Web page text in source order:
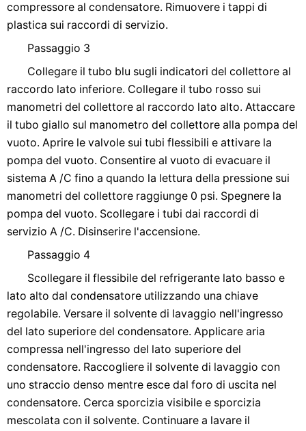
compressore al condensatore. Rimuovere i tappi di
plastica sui raccordi di servizio.
Passaggio 3
Collegare il tubo blu sugli indicatori del collettore al
raccordo lato inferiore. Collegare il tubo rosso sui
manometri del collettore al raccordo lato alto. Attaccare
il tubo giallo sul manometro del collettore alla pompa del
vuoto. Aprire le valvole sui tubi flessibili e attivare la
pompa del vuoto. Consentire al vuoto di evacuare il
sistema A /C fino a quando la lettura della pressione sui
manometri del collettore raggiunge 0 psi. Spegnere la
pompa del vuoto. Scollegare i tubi dai raccordi di
servizio A /C. Disinserire l'accensione.
Passaggio 4
Scollegare il flessibile del refrigerante lato basso e
lato alto dal condensatore utilizzando una chiave
regolabile. Versare il solvente di lavaggio nell'ingresso
del lato superiore del condensatore. Applicare aria
compressa nell'ingresso del lato superiore del
condensatore. Raccogliere il solvente di lavaggio con
uno straccio denso mentre esce dal foro di uscita nel
condensatore. Cerca sporcizia visibile e sporcizia
mescolata con il solvente. Continuare a lavare il